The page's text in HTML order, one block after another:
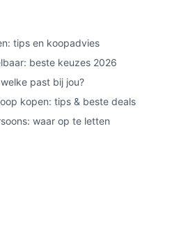
tips en koopadvies
beste keuzes 2026
past bij jou?
kopen: tips & beste deals
waar op te letten